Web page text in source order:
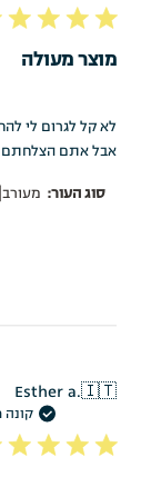
מוצר מעולה
לא קל לגרום לי
אבל אתם הצלחתם
סוג העור: מעורב|
🇮🇹
Esther a.